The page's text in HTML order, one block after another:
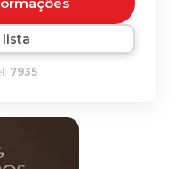
lista
7935